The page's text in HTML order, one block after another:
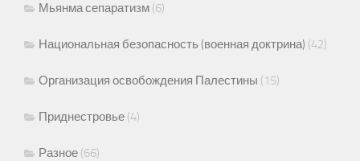
Мьянма сепаратизм (6)
Национальная безопасность (военная доктрина) (42)
Организация освобождения Палестины (15)
Приднестровье (4)
Разное (66)